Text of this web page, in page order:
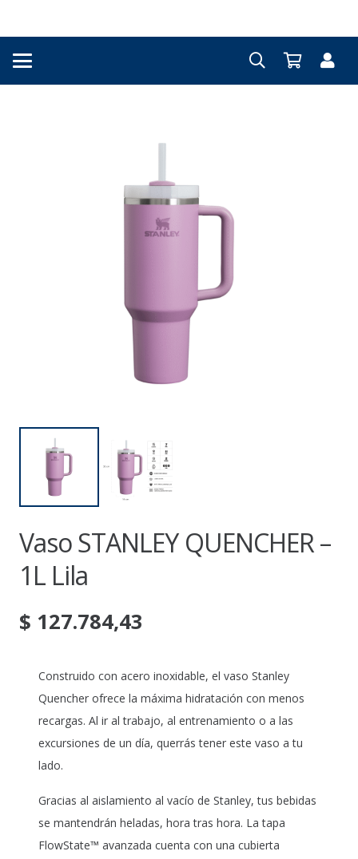
Vaso STANLEY QUENCHER –
1L Lila
$ 127.784,43
Construido con acero inoxidable, el vaso Stanley
Quencher ofrece la máxima hidratación con menos
recargas. Al ir al trabajo, al entrenamiento o a las
excursiones de un día, querrás tener este vaso a tu
lado.
Gracias al aislamiento al vacío de Stanley, tus bebidas
se mantendrán heladas, hora tras hora. La tapa
FlowState™ avanzada cuenta con una cubierta